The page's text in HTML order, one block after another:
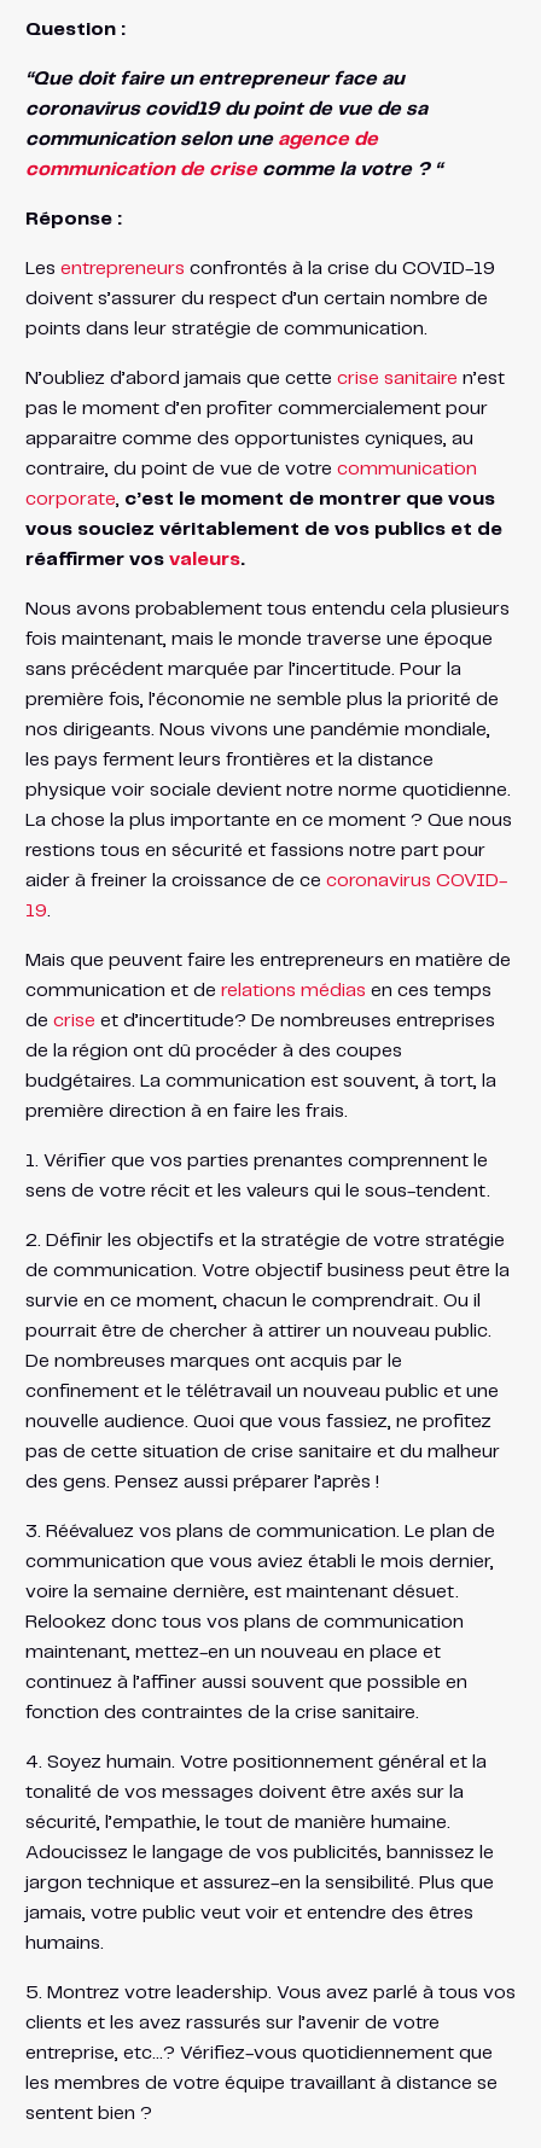
Question :
“Que doit faire un entrepreneur face au
coronavirus covid19 du point de vue de sa
communication selon une agence de
communication de crisecomme la votre ? “
Réponse :
Les entrepreneurs confrontés à la crise du COVID-19
doivent s’assurer du respect d’un certain nombre de
points dans leur stratégie de communication.
N’oubliez d’abord jamais que cette crise sanitaire n’est
pas le moment d’en profiter commercialement pour
apparaitre comme des opportunistes cyniques, au
contraire, du point de vue de votre communication
corporate c’est le moment de montrer que vous
vous souciez véritablement de vos publics et de
réaffirmer vos valeurs.
Nous avons probablement tous entendu cela plusieurs
fois maintenant, mais le monde traverse une époque
sans précédent marquée par l’incertitude. Pour la
première fois, l’économie ne semble plus la priorité de
nos dirigeants. Nous vivons une pandémie mondiale,
les pays ferment leurs frontières et la distance
physique voir sociale devient notre norme quotidienne.
La chose la plus importante en ce moment ? Que nous
restions tous en sécurité et fassions notre part pour
aider à freiner la croissance de ce coronavirus COVID-
19
Mais que peuvent faire les entrepreneurs en matière de
communication et de relations médias en ces temps
de crise et d’incertitude? De nombreuses entreprises
de la région ont dû procéder à des coupes
budgétaires. La communication est souvent, à tort, la
première direction à en faire les frais.
1. Vérifier que vos parties prenantes comprennent le
sens de votre récit et les valeurs qui le sous-tendent.
2. Définir les objectifs et la stratégie de votre stratégie
de communication. Votre objectif business peut être la
survie en ce moment, chacun le comprendrait. Ou il
pourrait être de chercher à attirer un nouveau public.
De nombreuses marques ont acquis par le
confinement et le télétravail un nouveau public et une
nouvelle audience. Quoi que vous fassiez, ne profitez
pas de cette situation de crise sanitaire et du malheur
des gens. Pensez aussi préparer l’après !
3. Réévaluez vos plans de communication. Le plan de
communication que vous aviez établi le mois dernier,
voire la semaine dernière, est maintenant désuet.
Relookez donc tous vos plans de communication
maintenant, mettez-en un nouveau en place et
continuez à l’affiner aussi souvent que possible en
fonction des contraintes de la crise sanitaire.
4. Soyez humain. Votre positionnement général et la
tonalité de vos messages doivent être axés sur la
sécurité, l’empathie, le tout de manière humaine.
Adoucissez le langage de vos publicités, bannissez le
jargon technique et assurez-en la sensibilité. Plus que
jamais, votre public veut voir et entendre des êtres
humains.
5. Montrez votre leadership. Vous avez parlé à tous vos
clients et les avez rassurés sur l’avenir de votre
entreprise, etc…? Vérifiez-vous quotidiennement que
les membres de votre équipe travaillant à distance se
sentent bien ?